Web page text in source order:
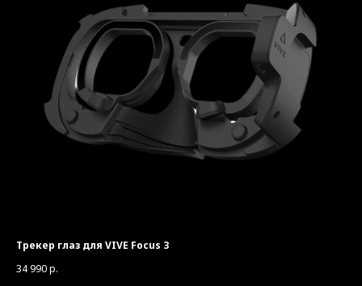
Трекер глаз для VIVE Focus 3
34 990р.